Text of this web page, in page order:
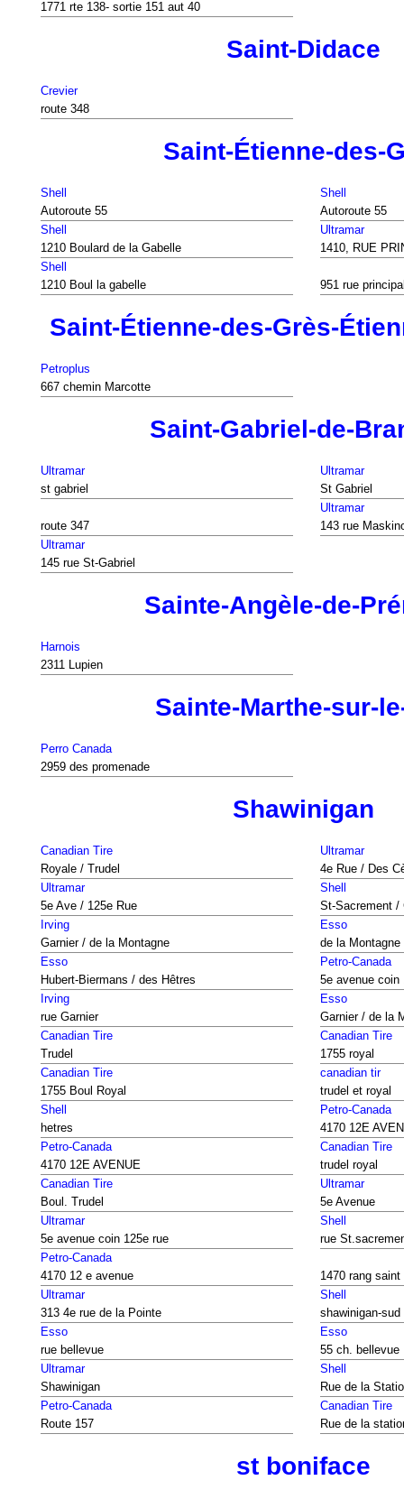
1771 rte 138- sortie 151 aut 40
Saint-Didace
Crevier
route 348
Saint-Étienne-des-
Shell
Autoroute 55
Shell
Autoroute 55
Shell
1210 Boulard de la Gabelle
Ultramar
1410, RUE
Shell
1210 Boul la gabelle
951 rue
Saint-Étienne-des-Grès-
Petroplus
667 chemin Marcotte
Saint-Gabriel-de-
Ultramar
st gabriel
Ultramar
St Gabriel
route 347
Ultramar
143 rue
Ultramar
145 rue St-Gabriel
Sainte-Angèle-de-
Harnois
2311 Lupien
Sainte-Marthe-sur-
Perro Canada
2959 des promenade
Shawinigan
Canadian Tire
Royale / Trudel
Ultramar
4e Rue / Des
Ultramar
5e Ave / 125e Rue
Shell
St-Sacrement /
Irving
Garnier / de la Montagne
Esso
de la Montagne
Esso
Hubert-Biermans / des Hêtres
Petro-Canada
5e avenue coin
Irving
rue Garnier
Esso
Garnier / de la
Canadian Tire
Trudel
Canadian Tire
1755 royal
Canadian Tire
1755 Boul Royal
canadian tir
trudel et royal
Shell
hetres
Petro-Canada
4170 12E
Petro-Canada
4170 12E AVENUE
Canadian Tire
trudel royal
Canadian Tire
Boul. Trudel
Ultramar
5e Avenue
Ultramar
5e avenue coin 125e rue
Shell
rue
Petro-Canada
4170 12 e avenue
1470 rang saint
Ultramar
313 4e rue de la Pointe
Shell
shawinigan-sud
Esso
rue bellevue
Esso
55 ch. bellevue
Ultramar
Shawinigan
Shell
Rue de la
Petro-Canada
Route 157
Canadian Tire
Rue de la
st boniface